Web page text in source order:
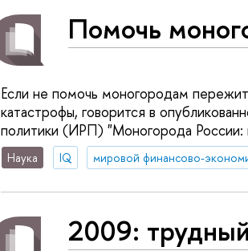
Помочь
Если не помочь моногородам
катастрофы, говорится в
политики (ИРП) "Моногорода России:
Наука IQ
2009: